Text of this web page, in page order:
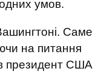
умов.
Саме
на питання
президент США